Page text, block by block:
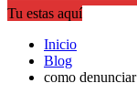
Tu estas aquí
Inicio
Blog
como denunciar